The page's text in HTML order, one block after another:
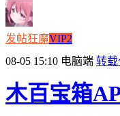
发帖狂魔VIP2
08-05 15:10 电脑端 转
木百宝箱